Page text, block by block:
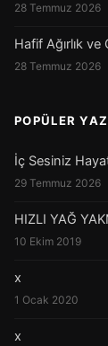
28 Temmuz 2026
Hafif Ağırlık
28 Temmuz 2026
POPÜLER
İç Sesiniz
29 Temmuz 2026
HIZLI YAĞ
10 Ekim 2019
x
1 Ocak 2020
x